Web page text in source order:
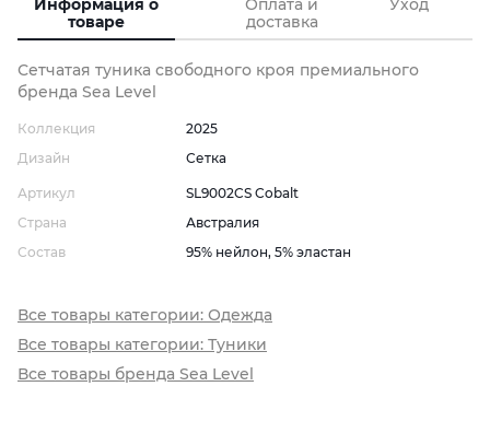
Информация о
товаре
Оплата и
доставка
Уход
Сетчатая туника свободного кроя премиального
бренда Sea Level
Коллекция
2025
Дизайн
Сетка
Артикул
SL9002CS Cobalt
Страна
Австралия
Состав
95% нейлон, 5% эластан
Все товары категории: Одежда
Все товары категории: Туники
Все товары бренда Sea Level